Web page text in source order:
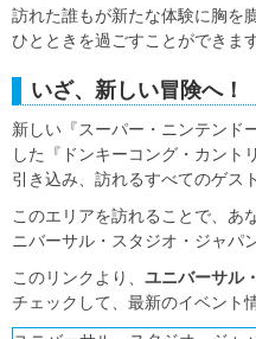
訪れた誰もが新たな体験に胸を
ひとときを過ごすことができます
いざ、新しい冒険へ！
新しい『スーパー・ニンテンド
した『ドンキーコング・カント
引き込み、訪れるすべてのゲス
このエリアを訪れることで、あ
ニバーサル・スタジオ・ジャパ
このリンクより、 ユニバーサル
チェックして、最新のイベント